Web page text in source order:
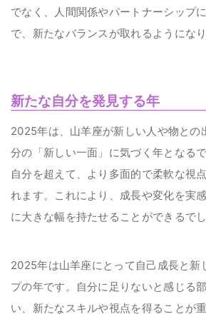
でなく、人間関係やパートナーシップ
で、新たなバランスが取れるようになり
新たな自分を発見する年
2025年は、山羊座が新しい人や物との
分の「新しい一面」に気づく年となる
自分を超えて、より多面的で柔軟な視
れます。これにより、成長や変化を実
に大きな幅を持たせることができるでし
2025年は山羊座にとって自己成長と新
プの年です。自分に足りないと感じる
い、新たなスキルや視点を得ることが